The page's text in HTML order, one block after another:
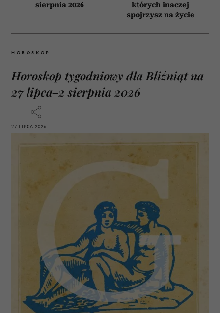
sierpnia 2026
których inaczej
spojrzysz na życie
HOROSKOP
Horoskop tygodniowy dla Bliźniąt na
27 lipca–2 sierpnia 2026
27 LIPCA 2026